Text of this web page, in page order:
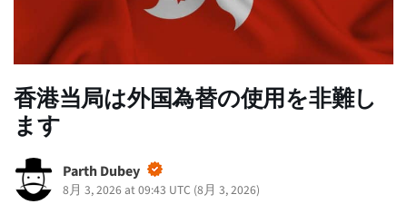
香港当局は外国為替の使用を非難し
ます
Parth Dubey
8月 3, 2026 at 09:43 UTC (8月 3, 2026)